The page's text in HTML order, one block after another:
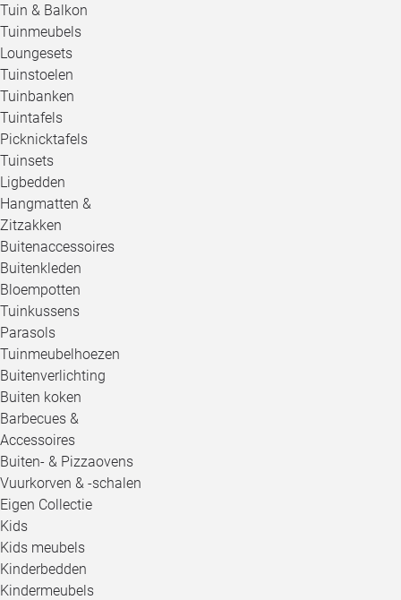
Tuin & Balkon
Tuinmeubels
Loungesets
Tuinstoelen
Tuinbanken
Tuintafels
Picknicktafels
Tuinsets
Ligbedden
Hangmatten &
Zitzakken
Buitenaccessoires
Buitenkleden
Bloempotten
Tuinkussens
Parasols
Tuinmeubelhoezen
Buitenverlichting
Buiten koken
Barbecues &
Accessoires
Buiten- & Pizzaovens
Vuurkorven & -schalen
Eigen Collectie
Kids
Kids meubels
Kinderbedden
Kindermeubels